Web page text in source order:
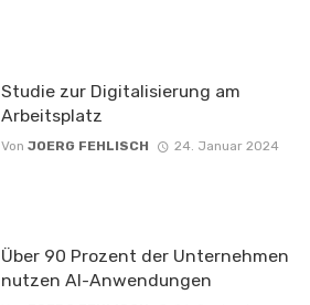
Studie zur Digitalisierung am
Arbeitsplatz
Von JOERG FEHLISCH 24. Januar 2024
Über 90 Prozent der Unternehmen
nutzen AI-Anwendungen